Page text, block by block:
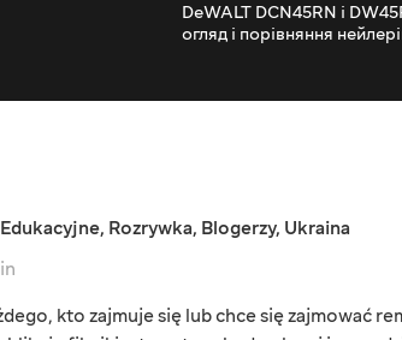
DeWALT DCN45RN і
огляд і порівняння
Edukacyjne, Rozrywka, Blogerzy, Ukraina
kto zajmuje się lub chce się zajmować